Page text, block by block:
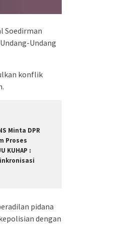
Soedirman
Undang
konflik
Minta DPR
Proses
KUHAP :
pidana
dengan